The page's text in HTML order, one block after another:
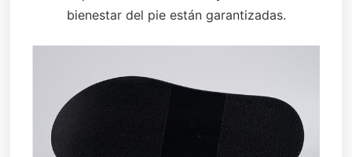
bienestar del pie están garantizadas.